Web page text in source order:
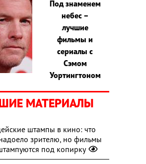
Под знаменем
небес –
лучшие
фильмы и
сериалы с
Сэмом
Уортингтоном
МАТЕРИАЛЫ
штампы в кино: что
зрителю, но фильмы
под копирку